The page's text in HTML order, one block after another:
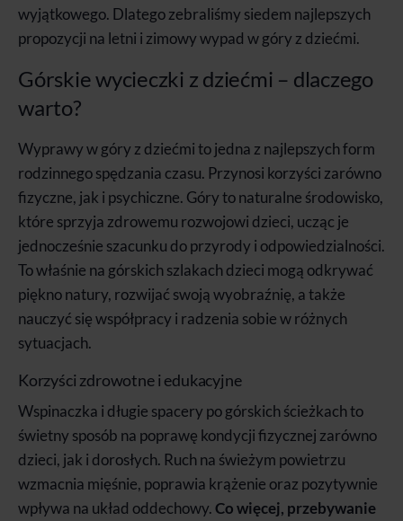
wyjątkowego. Dlatego zebraliśmy siedem najlepszych
propozycji na letni i zimowy wypad w góry z dziećmi.
Górskie wycieczki z dziećmi – dlaczego
warto?
Wyprawy w góry z dziećmi to jedna z najlepszych form
rodzinnego spędzania czasu. Przynosi korzyści zarówno
fizyczne, jak i psychiczne. Góry to naturalne środowisko,
które sprzyja zdrowemu rozwojowi dzieci, ucząc je
jednocześnie szacunku do przyrody i odpowiedzialności.
To właśnie na górskich szlakach dzieci mogą odkrywać
piękno natury, rozwijać swoją wyobraźnię, a także
nauczyć się współpracy i radzenia sobie w różnych
sytuacjach.
Korzyści zdrowotne i edukacyjne
Wspinaczka i długie spacery po górskich ścieżkach to
świetny sposób na poprawę kondycji fizycznej zarówno
dzieci, jak i dorosłych. Ruch na świeżym powietrzu
wzmacnia mięśnie, poprawia krążenie oraz pozytywnie
wpływa na układ oddechowy.Co więcej, przebywanie